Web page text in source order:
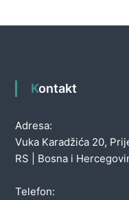
Kontakt
Adresa:
Vuka Karadžića 20,
RS | Bosna i
Telefon: